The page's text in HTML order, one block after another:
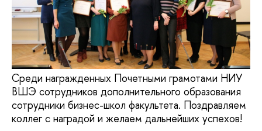
Среди награжденных Почетными грамотами НИУ
ВШЭ сотрудников дополнительного образования
сотрудники бизнес-школ факультета. Поздравляем
коллег с наградой и желаем дальнейших успехов!